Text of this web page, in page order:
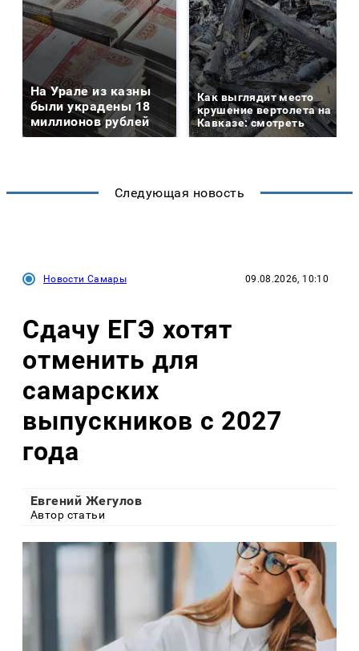
На Урале из казны
были украдены 18
миллионов рублей
Как выглядит место
крушение вертолета на
Кавказе: смотреть
Следующая новость
Новости Самары 09.08.2026, 10:10
Сдачу ЕГЭ хотят
отменить для
самарских
выпускников с 2027
года
Евгений Жегулов
Автор статьи